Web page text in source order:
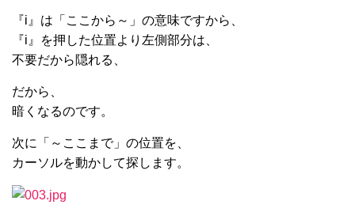
『i』は「ここから～」の意味ですから、
『i』を押した位置より左側部分は、
不要だから隠れる、
だから、
暗くなるのです。
次に「～ここまで」の位置を、
カーソルを動かして探します。